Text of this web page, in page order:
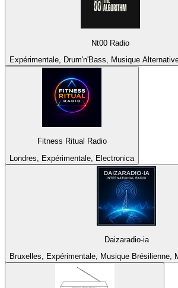
Nt00 Radio
Expérimentale, Drum'n'Bass, Musique
Fitness Ritual Radio
Londres, Expérimentale, Electronica
Daizaradio-ia
Bruxelles, Expérimentale, Musique Brésilienne,